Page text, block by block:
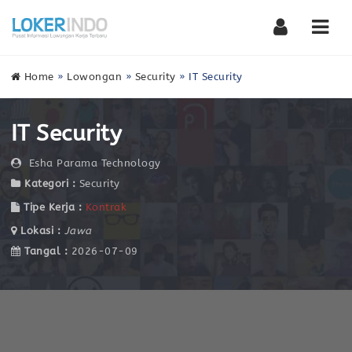
Home » Lowongan » Security » IT Security
IT Security
Esha Parama Technology
Kategori : Security
Tipe Kerja : Kontrak
Lokasi : Jawa
Tangal : 2026-07-09